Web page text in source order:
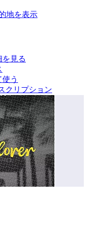
地を表示
を見る
う
クリプション